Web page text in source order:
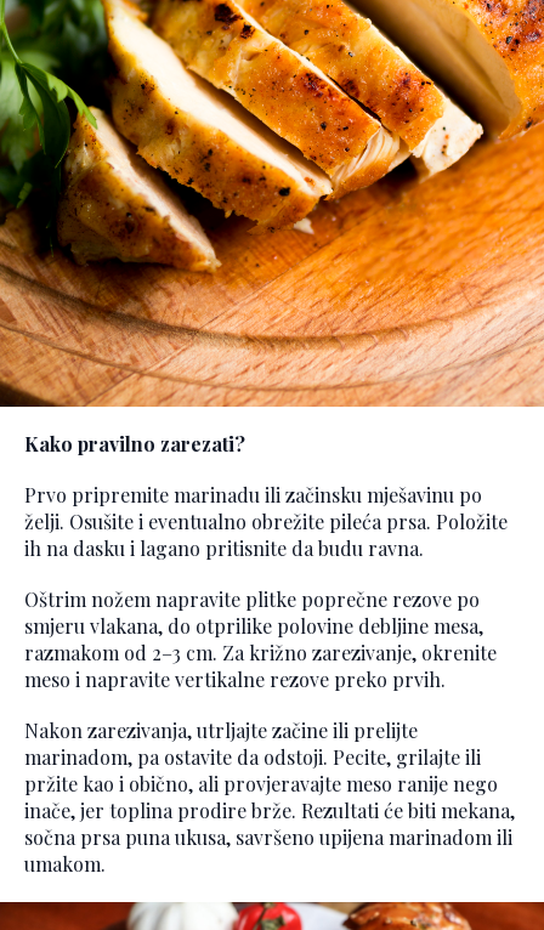
Kako pravilno zarezati?
Prvo pripremite marinadu ili začinsku mješavinu po
želji. Osušite i eventualno obrežite pileća prsa. Položite
ih na dasku i lagano pritisnite da budu ravna.
Oštrim nožem napravite plitke poprečne rezove po
smjeru vlakana, do otprilike polovine debljine mesa,
razmakom od 2–3 cm. Za križno zarezivanje, okrenite
meso i napravite vertikalne rezove preko prvih.
Nakon zarezivanja, utrljajte začine ili prelijte
marinadom, pa ostavite da odstoji. Pecite, grilajte ili
pržite kao i obično, ali provjeravajte meso ranije nego
inače, jer toplina prodire brže. Rezultati će biti mekana,
sočna prsa puna ukusa, savršeno upijena marinadom ili
umakom.